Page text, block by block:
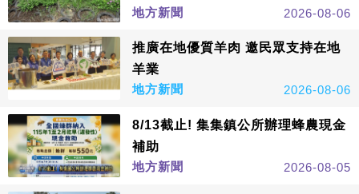
地方新聞
2026-08-06
推廣在地優質羊肉 邀民眾支持在地
羊業
地方新聞
2026-08-06
8/13截止! 集集鎮公所辦理蜂農現金
補助
地方新聞
2026-08-05